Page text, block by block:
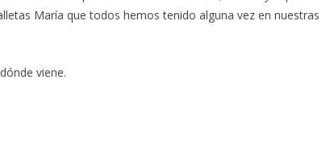
María que todos hemos tenido alguna vez en nuestras
viene.